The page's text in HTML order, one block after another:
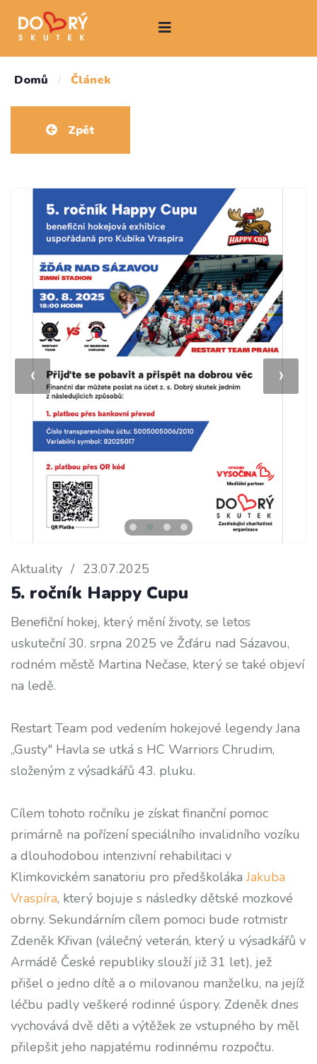
Domů / Článek
Zpět
‹ ›
Aktuality / 23.07.2025
5. ročník Happy Cupu
Benefiční hokej, který mění životy, se letos
uskuteční 30. srpna 2025 ve Žďáru nad Sázavou,
rodném městě Martina Nečase, který se také objeví
na ledě.
Restart Team pod vedením hokejové legendy Jana
„Gusty" Havla se utká s HC Warriors Chrudim,
složeným z výsadkářů 43. pluku.
Cílem tohoto ročníku je získat finanční pomoc
primárně na pořízení speciálního invalidního vozíku
a dlouhodobou intenzivní rehabilitaci v
Klimkovickém sanatoriu pro předškolákaJakuba
Vraspíra, který bojuje s následky dětské mozkové
obrny. Sekundárním cílem pomoci bude rotmistr
Zdeněk Křivan (válečný veterán, který u výsadkářů v
Armádě České republiky slouží již 31 let), jež
přišel o jedno dítě a o milovanou manželku, na jejíž
léčbu padly veškeré rodinné úspory. Zdeněk dnes
vychovává dvě děti a výtěžek ze vstupného by měl
přilepšit jeho napjatému rodinnému rozpočtu.